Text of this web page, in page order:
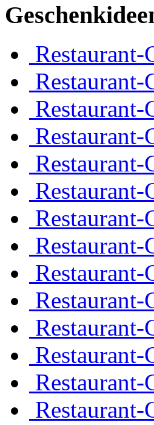
Restaurant-
Restaurant-
Restaurant-